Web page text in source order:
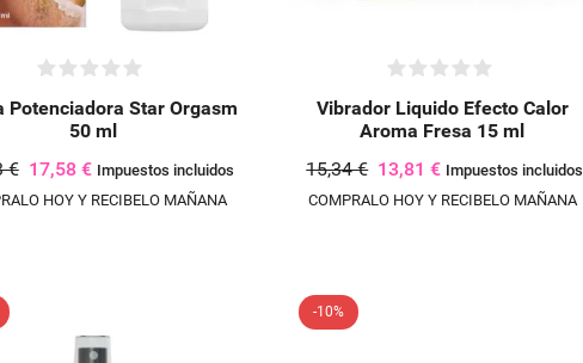
Potenciadora Star Orgasm
50 ml
€ 17,58 € Impuestos incluidos
HOY Y RECIBELO MAÑANA
Vibrador Liquido Efecto Calor
Aroma Fresa 15 ml
15,34 € 13,81 € Impuestos incluidos
COMPRALO HOY Y RECIBELO MAÑANA
-10%